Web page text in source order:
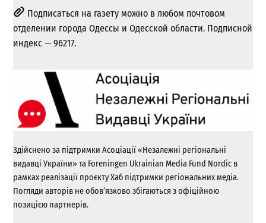
Подписаться на газету можно в любом почтовом
отделении города Одессы и Одесской области. Подписной
индекс — 96217.
Здійснено за підтримки Асоціації «Незалежні регіональні
видавці України» та Foreningen Ukrainian Media Fund Nordic в
рамках реалізації проєкту Хаб підтримки регіональних медіа.
Погляди авторів не обов’язково збігаються з офіційною
позицією партнерів.